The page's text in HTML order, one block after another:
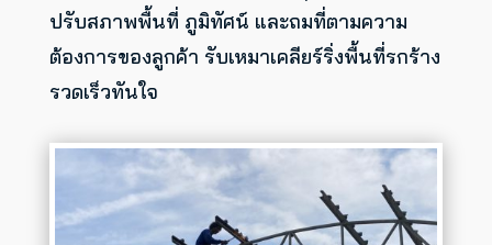
ปรับสภาพพื้นที่ ภูมิทัศน์ และถมที่ตามความ
ต้องการของลูกค้า รับเหมาเคลียร์ริ่งพื้นที่รกร้าง
รวดเร็วทันใจ